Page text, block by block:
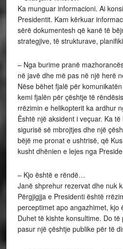
Ka munguar informacioni. Ai
Presidentit. Kam kërkuar
sërë dokumentesh që kanë të
strategjive, të strukturave,
– Nga burime pranë
në javë dhe më pas në një herë
Nëse bëhet fjalë për
kemi fjalën për çështje të
rrëzimin e helikopterit ka ardhur
Është një aksident i veçuar. Ka
sigurisë së mbrojtjes dhe një
bëjë me pronat e ushtrisë, që
kusht dhënien e lejes nga
– Kjo është e rëndë…
Janë shprehur rezervat dhe nuk
Përgjigjja e Presidenti është
perceptimet apo angazhimet, kjo
Duhet të kishte konsultime. Do
pasur një çështje publike për të